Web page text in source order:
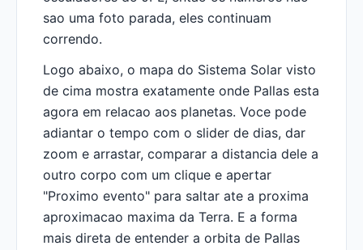
sao uma foto parada, eles continuam
correndo.
Logo abaixo, o mapa do Sistema Solar visto
de cima mostra exatamente onde Pallas esta
agora em relacao aos planetas. Voce pode
adiantar o tempo com o slider de dias, dar
zoom e arrastar, comparar a distancia dele a
outro corpo com um clique e apertar
"Proximo evento" para saltar ate a proxima
aproximacao maxima da Terra. E a forma
mais direta de entender a orbita de Pallas